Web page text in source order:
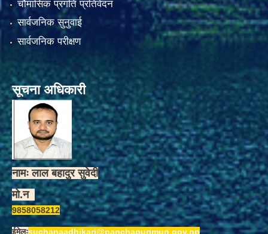
चौमासिक प्रगति प्रतिवेदन
सार्वजनिक सुनुवाई
सार्वजनिक परीक्षण
सूचना अधिकारी
नामः लाल बहादुर सुवेदी
मो.न
9858058212
ईमेलःsuchanaadhikari@panchapurimun.gov.np